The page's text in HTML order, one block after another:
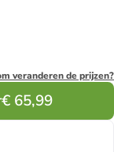
veranderen de prijzen?
€ 65,99